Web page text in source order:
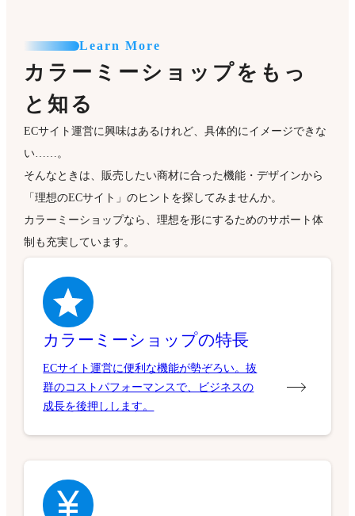
Learn More
カラーミーショップをもっ
と知る
ECサイト運営に興味はあるけれど、具体的にイメージできな
い……。
そんなときは、販売したい商材に合った機能・デザインから
「理想のECサイト」のヒントを探してみませんか。
カラーミーショップなら、理想を形にするためのサポート体
制も充実しています。
カラーミーショップの特長
ECサイト運営に便利な機能が勢ぞろい。抜
群のコストパフォーマンスで、ビジネスの
成長を後押しします。